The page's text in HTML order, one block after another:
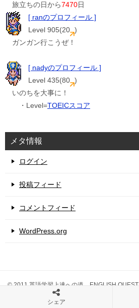
旅立ちの日から7470日
[ ranのプロフィール ]
Level 905(20 )
ガンガン行こうぜ！
[ nadyのプロフィール ]
Level 435(80 )
いのちを大事に！
・Level=TOEICスコア
メタ情報
ログイン
投稿フィード
コメントフィード
WordPress.org
© 2011 英語学習上達への道 ENGLISH QUEST
シェア